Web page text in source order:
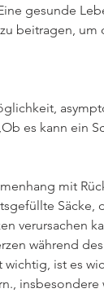
gesunde
beitragen, um
es kann ein
mit
Säcke,
verursachen
während
wichtig, ist es